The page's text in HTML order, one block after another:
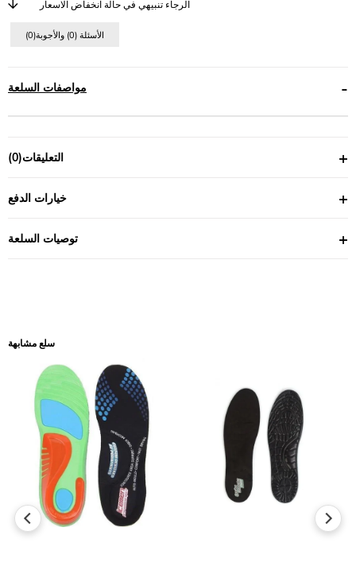
الرجاء تنبيهي في حالة انخفاض الاسعار
(0)الأسئلة (0) والأجوبة
مواصفات السلعة
التعليقات(0)
خيارات الدفع
توصيات السلعة
سلع مشابهة